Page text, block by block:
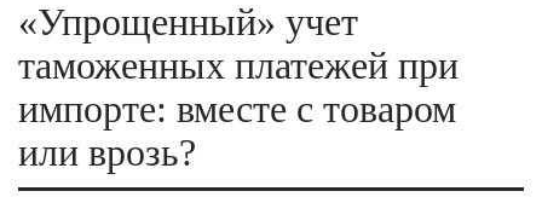
«Упрощенный» учет
таможенных платежей при
импорте: вместе с товаром
или врозь?